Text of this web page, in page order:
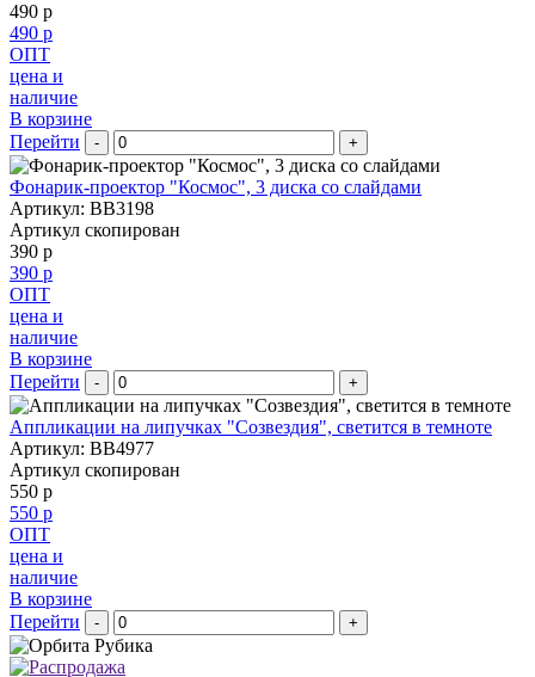
490 р
490 р
ОПТ
цена и
наличие
В корзине
Перейти
- +
Фонарик-проектор "Космос", 3 диска со слайдами
Артикул: BB3198
Артикул скопирован
390 р
390 р
ОПТ
цена и
наличие
В корзине
Перейти
- +
Аппликации на липучках "Созвездия", светится в темноте
Артикул: BB4977
Артикул скопирован
550 р
550 р
ОПТ
цена и
наличие
В корзине
Перейти
- +